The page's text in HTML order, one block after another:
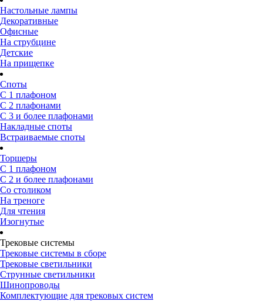
Настольные лампы
Декоративные
Офисные
На струбцине
Детские
На прищепке
Споты
С 1 плафоном
С 2 плафонами
С 3 и более плафонами
Накладные споты
Встраиваемые споты
Торшеры
С 1 плафоном
С 2 и более плафонами
Со столиком
На треноге
Для чтения
Изогнутые
Трековые системы
Трековые системы в сборе
Трековые светильники
Струнные светильники
Шинопроводы
Комплектующие для трековых систем